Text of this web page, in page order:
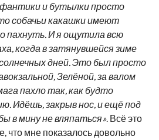
фантики и бутылки просто
собачьи какашки имеют
пахнуть. И я ощутила всю
когда в затянувшейся зиме
дней. Это был просто
Зелёной, за валом
пахло так, как будто
Идёшь, закрыв нос, и ещё под
в мину не вляпаться». Всё это
что мне показалось довольно